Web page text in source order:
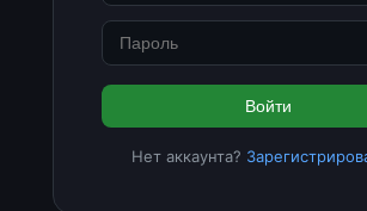
Войти
Нет аккаунта?